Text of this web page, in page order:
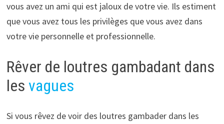
vous avez un ami qui est jaloux de votre vie. Ils estiment
que vous avez tous les privilèges que vous avez dans
votre vie personnelle et professionnelle.
Rêver de loutres gambadant dans
les vagues
Si vous rêvez de voir des loutres gambader dans les